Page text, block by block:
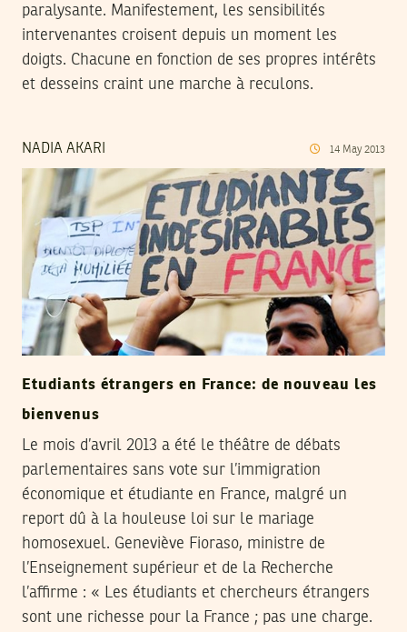
paralysante. Manifestement, les sensibilités
intervenantes croisent depuis un moment les
doigts. Chacune en fonction de ses propres intérêts
et desseins craint une marche à reculons.
NADIA AKARI 14 May 2013
Etudiants étrangers en France: de nouveau les
bienvenus
Le mois d’avril 2013 a été le théâtre de débats
parlementaires sans vote sur l’immigration
économique et étudiante en France, malgré un
report dû à la houleuse loi sur le mariage
homosexuel. Geneviève Fioraso, ministre de
l’Enseignement supérieur et de la Recherche
l’affirme : « Les étudiants et chercheurs étrangers
sont une richesse pour la France ; pas une charge.